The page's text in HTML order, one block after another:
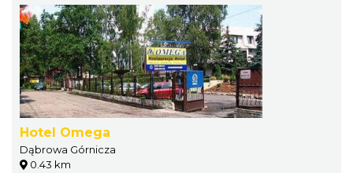
Hotel Omega
Dąbrowa Górnicza
0.43 km